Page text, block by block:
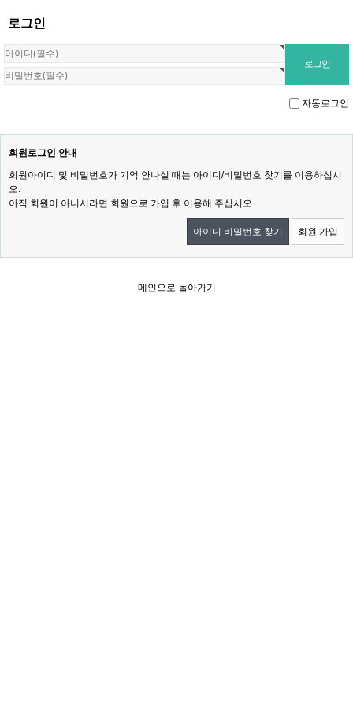
로그인
자동로그인
회원로그인 안내
회원아이디 및 비밀번호가 기억 안나실 때는 아이디/비밀번호 찾기를 이용하십시
오.
아직 회원이 아니시라면 회원으로 가입 후 이용해 주십시오.
아이디 비밀번호 찾기 회원 가입
메인으로 돌아가기